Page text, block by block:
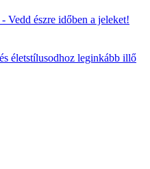
Vedd észre időben a jeleket!
életstílusodhoz leginkább illő